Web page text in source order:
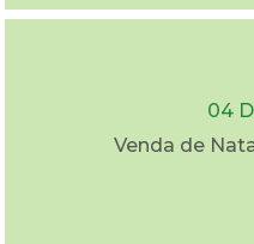
04
Venda de